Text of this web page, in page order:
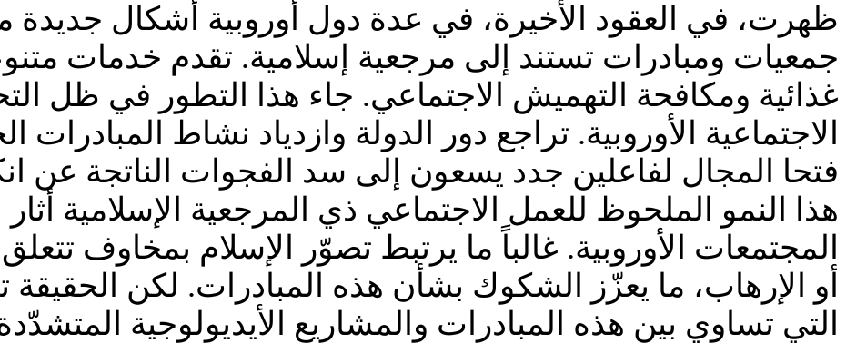
ظهرت، في العقود الأخيرة، في عدة دول أوروبية أشكال جديدة
جمعيات ومبادرات تستند إلى مرجعية إسلامية. تقدم خدمات
غذائية ومكافحة التهميش الاجتماعي. جاء هذا التطور في ظل
الاجتماعية الأوروبية. تراجع دور الدولة وازدياد نشاط المبادرات
فتحا المجال لفاعلين جدد يسعون إلى سد الفجوات الناتجة عن
هذا النمو الملحوظ للعمل الاجتماعي ذي المرجعية الإسلامية
المجتمعات الأوروبية. غالباً ما يرتبط تصوّر الإسلام بمخاوف
أو الإرهاب، ما يعزّز الشكوك بشأن هذه المبادرات. لكن
التي تساوي بين هذه المبادرات والمشاريع الأيديولوجية